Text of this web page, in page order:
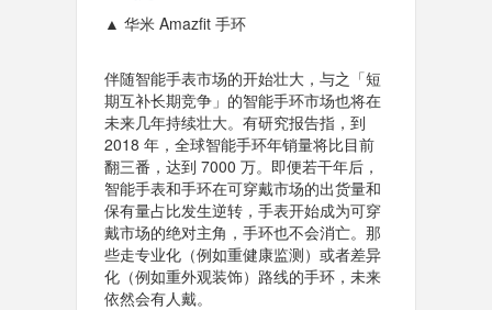
▲ 华米 Amazfit 手环
伴随智能手表市场的开始壮大，与之「短
期互补长期竞争」的智能手环市场也将在
未来几年持续壮大。有研究报告指，到
2018 年，全球智能手环年销量将比目前
翻三番，达到 7000 万。即便若干年后，
智能手表和手环在可穿戴市场的出货量和
保有量占比发生逆转，手表开始成为可穿
戴市场的绝对主角，手环也不会消亡。那
些走专业化（例如重健康监测）或者差异
化（例如重外观装饰）路线的手环，未来
依然会有人戴。